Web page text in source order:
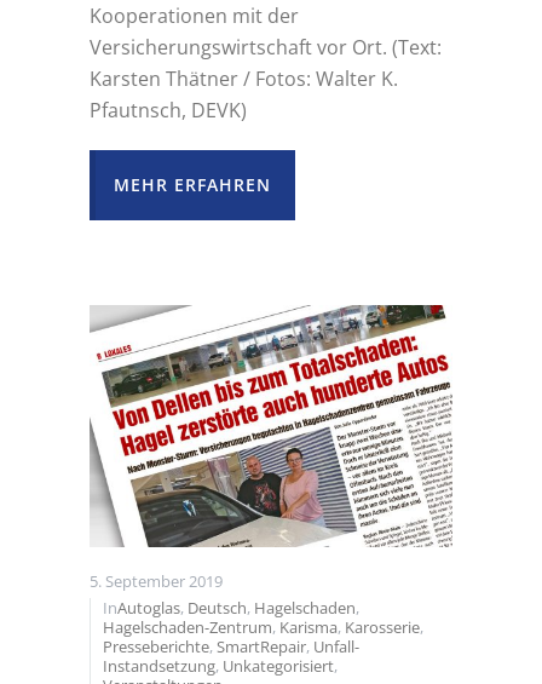
Kooperationen mit der
Versicherungswirtschaft vor Ort. (Text:
Karsten Thätner / Fotos: Walter K.
Pfautnsch, DEVK)
MEHR ERFAHREN
5. September 2019
InAutoglas, Deutsch, Hagelschaden,
Hagelschaden-Zentrum, Karisma, Karosserie,
Presseberichte,SmartRepair, Unfall-
Instandsetzung, Unkategorisiert,